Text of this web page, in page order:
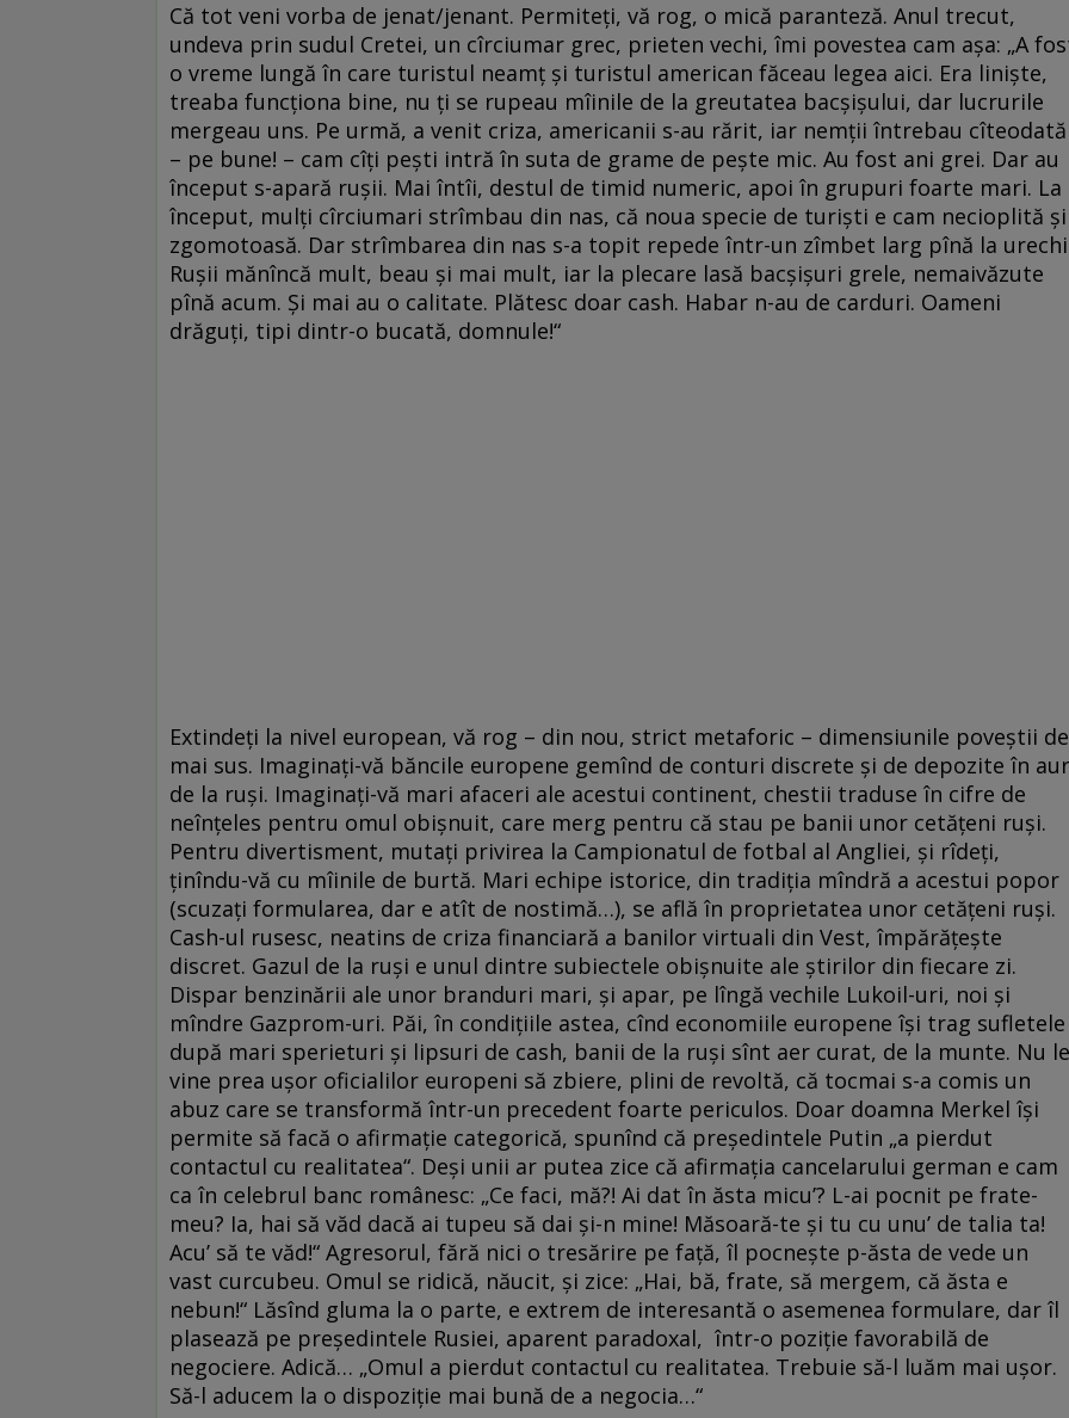
Că tot veni vorba de jenat/jenant. Permiteţi, vă rog, o mică paranteză. Anul trecut,
undeva prin sudul Cretei, un cîrciumar grec, prieten vechi, îmi povestea cam aşa: „A
o vreme lungă în care turistul neamţ şi turistul american făceau legea aici. Era linişte,
treaba funcţiona bine, nu ţi se rupeau mîinile de la greutatea bacşişului, dar lucrurile
mergeau uns. Pe urmă, a venit criza, americanii s-au rărit, iar nemţii întrebau cîteodată
– pe bune! – cam cîţi peşti intră în suta de grame de peşte mic. Au fost ani grei. Dar au
început s-apară ruşii. Mai întîi, destul de timid numeric, apoi în grupuri foarte mari. La
început, mulţi cîrciumari strîmbau din nas, că noua specie de turişti e cam necioplită şi
zgomotoasă. Dar strîmbarea din nas s-a topit repede într-un zîmbet larg pînă la
Ruşii mănîncă mult, beau şi mai mult, iar la plecare lasă bacşişuri grele, nemaivăzute
pînă acum. Şi mai au o calitate. Plătesc doar cash. Habar n-au de carduri. Oameni
drăguţi, tipi dintr-o bucată, domnule!“
Extindeţi la nivel european, vă rog – din nou, strict metaforic – dimensiunile poveştii de
mai sus. Imaginaţi-vă băncile europene gemînd de conturi discrete şi de depozite în
de la ruşi. Imaginaţi-vă mari afaceri ale acestui continent, chestii traduse în cifre de
neînţeles pentru omul obişnuit, care merg pentru că stau pe banii unor cetăţeni ruşi.
Pentru divertisment, mutaţi privirea la Campionatul de fotbal al Angliei, şi rîdeţi,
ţinîndu-vă cu mîinile de burtă. Mari echipe istorice, din tradiţia mîndră a acestui popor
(scuzaţi formularea, dar e atît de nostimă…), se află în proprietatea unor cetăţeni ruşi.
Cash-ul rusesc, neatins de criza financiară a banilor virtuali din Vest, împărăţeşte
discret. Gazul de la ruşi e unul dintre subiectele obişnuite ale ştirilor din fiecare zi.
Dispar benzinării ale unor branduri mari, şi apar, pe lîngă vechile Lukoil-uri, noi şi
mîndre Gazprom-uri. Păi, în condiţiile astea, cînd economiile europene îşi trag sufletele
după mari sperieturi şi lipsuri de cash, banii de la ruşi sînt aer curat, de la munte. Nu le
vine prea uşor oficialilor europeni să zbiere, plini de revoltă, că tocmai s-a comis un
abuz care se transformă într-un precedent foarte periculos. Doar doamna Merkel îşi
permite să facă o afirmaţie categorică, spunînd că preşedintele Putin „a pierdut
contactul cu realitatea“. Deşi unii ar putea zice că afirmaţia cancelarului german e cam
ca în celebrul banc românesc: „Ce faci, mă?! Ai dat în ăsta micu’? L-ai pocnit pe frate-
meu? Ia, hai să văd dacă ai tupeu să dai şi-n mine! Măsoară-te şi tu cu unu’ de talia ta!
Acu’ să te văd!“ Agresorul, fără nici o tresărire pe faţă, îl pocneşte p-ăsta de vede un
vast curcubeu. Omul se ridică, năucit, şi zice: „Hai, bă, frate, să mergem, că ăsta e
nebun!“ Lăsînd gluma la o parte, e extrem de interesantă o asemenea formulare, dar îl
plasează pe preşedintele Rusiei, aparent paradoxal, într-o poziţie favorabilă de
negociere. Adică… „Omul a pierdut contactul cu realitatea. Trebuie să-l luăm mai uşor.
Să-l aducem la o dispoziţie mai bună de a negocia…“